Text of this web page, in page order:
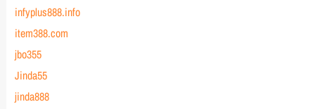
infyplus888.info
item388.com
jbo355
Jinda55
jinda888